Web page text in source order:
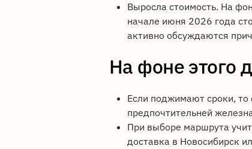
Выросла стоимость. На
начале июня 2026 года
активно обсуждаются
На фоне этого
Если поджимают сроки, то
предпочтительней
При выборе маршрута
доставка в Новосибирск